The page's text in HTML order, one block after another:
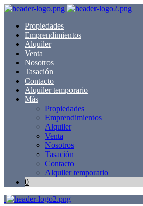
Propiedades
Emprendimientos
Alquiler
Venta
Nosotros
Tasación
Contacto
Alquiler temporario
Más
Propiedades
Emprendimientos
Alquiler
Venta
Nosotros
Tasación
Contacto
Alquiler temporario
0